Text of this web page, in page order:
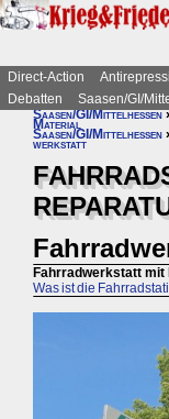
Direct-Action
Debatten
Saasen/GI/
Saasen/GI/Mittelhessen
Material
Saasen/GI/Mittelhessen
werkstatt
Fahrradwerkstatt mit
Was ist die